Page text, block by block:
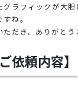
ラフィックが大胆
ね。
だき、ありがとう
依頼内容】